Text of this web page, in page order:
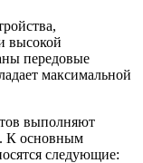
высокой
передовые
максимальной
выполняют
К основным
следующие: